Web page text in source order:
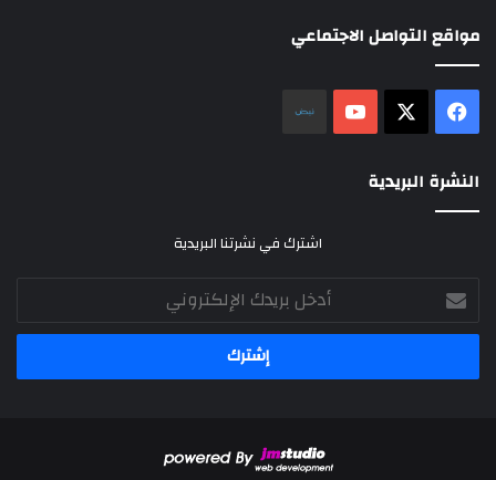
مواقع التواصل الاجتماعي
فيسبوك ‫YouTube
النشرة البريدية
اشترك في نشرتنا البريدية
أدخل
بريدك
الإلكتروني